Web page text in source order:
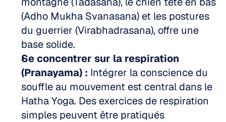
(Adho Mukha Svanasana) et les postures
du guerrier (Virabhadrasana), offre une
base solide.
Se concentrer sur la respiration
(Pranayama) : Intégrer la conscience du
souffle au mouvement est central dans le
Hatha Yoga. Des exercices de respiration
simples peuvent être pratiqués